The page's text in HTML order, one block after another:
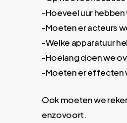
-Hoeveel uur
-Moeten er acteurs
-Welke apparatuur
-Hoelang doen we
-Moeten er effecten
Ook moeten we
enzovoort.